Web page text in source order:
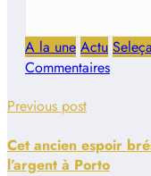
A la une Actu
Commentaires
Previous post
Cet ancien espoir
l’argent à Porto